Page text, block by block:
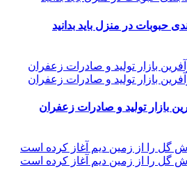
حبوبات در منزل باید بدانید
بازار تولید و صادرات زعفران